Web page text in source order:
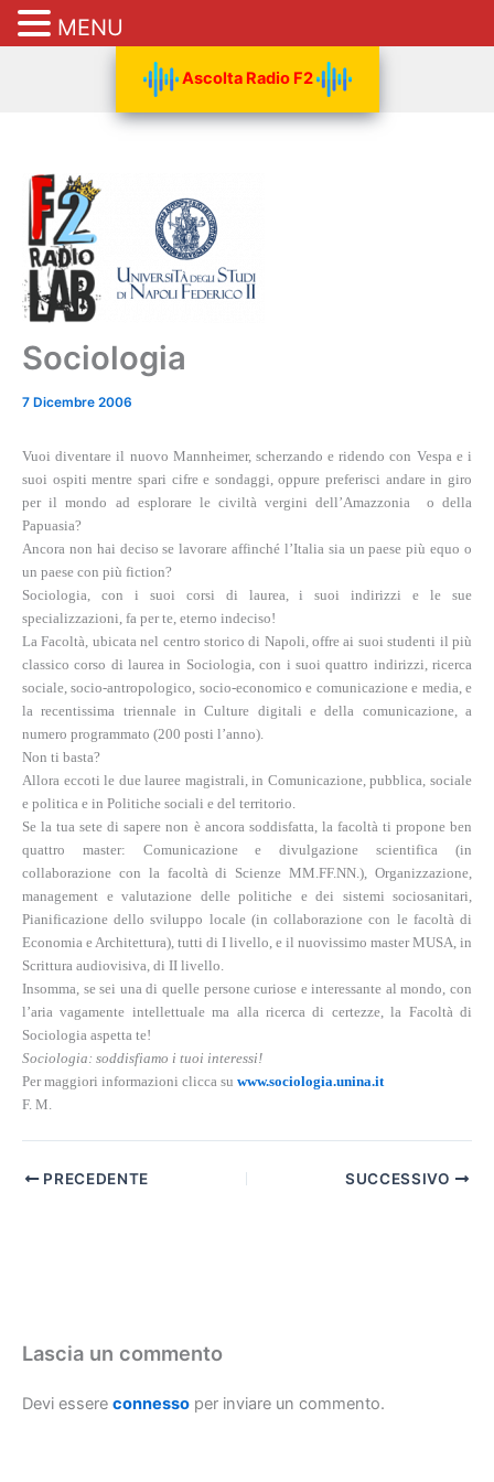
Ascolta Radio F2
Sociologia
7 Dicembre 2006
Vuoi diventare il nuovo Mannheimer, scherzando e ridendo con Vespa e i
suoi ospiti mentre spari cifre e sondaggi, oppure preferisci andare in giro
per il mondo ad esplorare le civiltà vergini dell’Amazzonia
o della
Papuasia?
Ancora non hai deciso se lavorare affinché l’Italia sia un paese più equo o
un paese con più fiction?
Sociologia, con i suoi corsi di laurea, i suoi indirizzi e le sue
specializzazioni, fa per te, eterno indeciso!
La Facoltà, ubicata nel centro storico di Napoli, offre ai suoi studenti il più
classico corso di laurea in Sociologia, con i suoi quattro indirizzi, ricerca
sociale, socio-antropologico, socio-economico e comunicazione e media, e
la recentissima triennale in Culture digitali e della comunicazione, a
numero programmato (200 posti l’anno).
Non ti basta?
Allora eccoti le due lauree magistrali, in Comunicazione, pubblica, sociale
e politica e in Politiche sociali e del territorio.
Se la tua sete di sapere non è ancora soddisfatta, la facoltà ti propone ben
quattro master: Comunicazione e divulgazione scientifica (in
collaborazione con la facoltà di Scienze MM.FF.NN.), Organizzazione,
management e valutazione delle politiche e dei sistemi sociosanitari,
Pianificazione dello sviluppo locale (in collaborazione con le facoltà di
Economia e Architettura), tutti di I livello, e il nuovissimo master MUSA, in
Scrittura audiovisiva, di II livello.
Insomma, se sei una di quelle persone curiose e interessante al mondo, con
l’aria vagamente intellettuale ma alla ricerca di certezze, la Facoltà di
Sociologia aspetta te!
Sociologia: soddisfiamo i tuoi interessi!
Per maggiori informazioni clicca su www.sociologia.unina.it
F. M.
PRECEDENTE SUCCESSIVO
Lascia un commento
Devi essere connesso per inviare un commento.
MENU